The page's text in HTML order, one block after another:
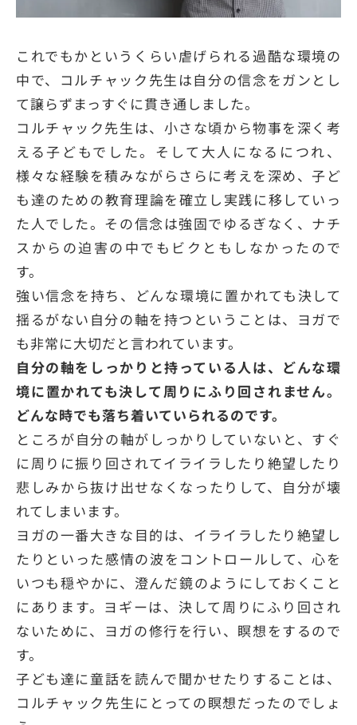
これでもかというくらい虐げられる過酷な環境の
中で、コルチャック先生は自分の信念をガンとし
て譲らずまっすぐに貫き通しました。
コルチャック先生は、小さな頃から物事を深く考
える子どもでした。そして大人になるにつれ、
様々な経験を積みながらさらに考えを深め、子ど
も達のための教育理論を確立し実践に移していっ
た人でした。その信念は強固でゆるぎなく、ナチ
スからの迫害の中でもビクともしなかったので
す。
強い信念を持ち、どんな環境に置かれても決して
揺るがない自分の軸を持つということは、ヨガで
も非常に大切だと言われています。
自分の軸をしっかりと持っている人は、どんな環
境に置かれても決して周りにふり回されません。
どんな時でも落ち着いていられるのです。
ところが自分の軸がしっかりしていないと、すぐ
に周りに振り回されてイライラしたり絶望したり
悲しみから抜け出せなくなったりして、自分が壊
れてしまいます。
ヨガの一番大きな目的は、イライラしたり絶望し
たりといった感情の波をコントロールして、心を
いつも穏やかに、澄んだ鏡のようにしておくこと
にあります。ヨギーは、決して周りにふり回され
ないために、ヨガの修行を行い、瞑想をするので
す。
子ども達に童話を読んで聞かせたりすることは、
コルチャック先生にとっての瞑想だったのでしょ